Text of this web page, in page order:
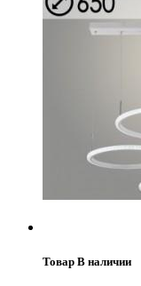
Товар В наличии